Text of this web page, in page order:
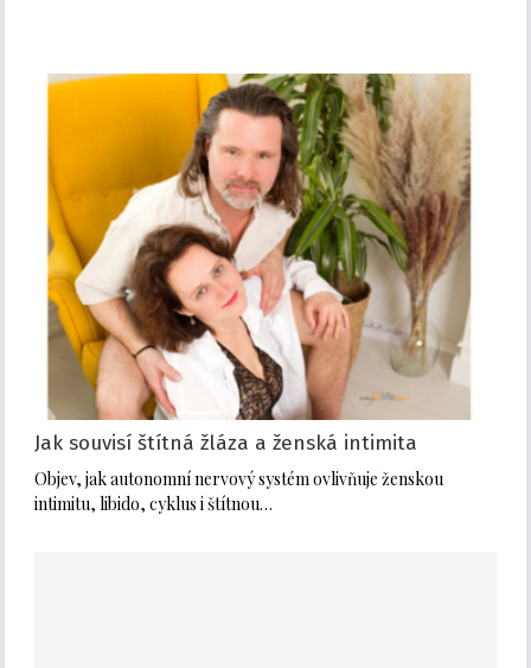
Jak souvisí štítná žláza a ženská intimita
Objev, jak autonomní nervový systém ovlivňuje ženskou
intimitu, libido, cyklus i štítnou…